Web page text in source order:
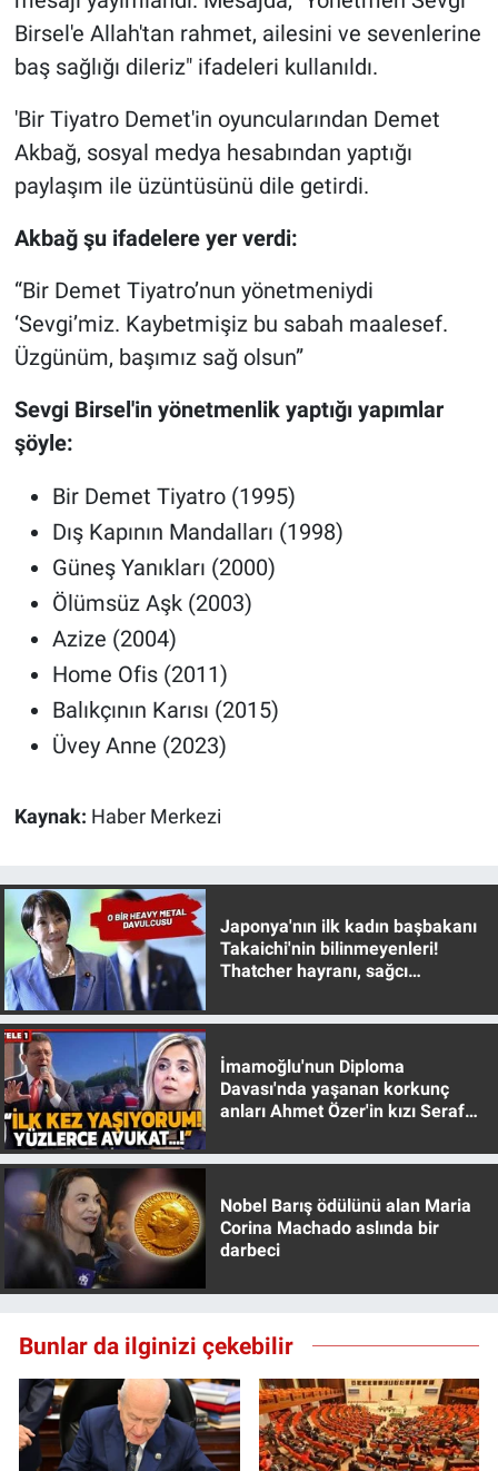
Birsel'e Allah'tan rahmet, ailesini ve sevenlerine
baş sağlığı dileriz" ifadeleri kullanıldı.
'Bir Tiyatro Demet'in oyuncularından Demet
Akbağ, sosyal medya hesabından yaptığı
paylaşım ile üzüntüsünü dile getirdi.
Akbağ şu ifadelere yer verdi:
“Bir Demet Tiyatro’nun yönetmeniydi
‘Sevgi’miz. Kaybetmişiz bu sabah maalesef.
Üzgünüm, başımız sağ olsun”
Sevgi Birsel'in yönetmenlik yaptığı yapımlar
şöyle:
Bir Demet Tiyatro (1995)
Dış Kapının Mandalları (1998)
Güneş Yanıkları (2000)
Ölümsüz Aşk (2003)
Azize (2004)
Home Ofis (2011)
Balıkçının Karısı (2015)
Üvey Anne (2023)
Kaynak: Haber Merkezi
Japonya'nın ilk kadın başbakanı
Takaichi'nin bilinmeyenleri!
Thatcher hayranı, sağcı
İmamoğlu'nun Diploma
Davası'nda yaşanan korkunç
anları Ahmet Özer'in kızı Seraf
Nobel Barış ödülünü alan Maria
Corina Machado aslında bir
darbeci
Bunlar da ilginizi çekebilir
Gündem Özel
Günün görüntüsü
Haber
İlan
Kimdir
Koronavirüs
Kültür Sanat
Ne demişti
Nedir
Popüler
Programlar
Sağlık
Spor
Teknoloji
Türkiye'nin Geleceği
Türkiye'nin Gündemi
Yerel Gündem
Yerel Yaşam
Canlı Yayın